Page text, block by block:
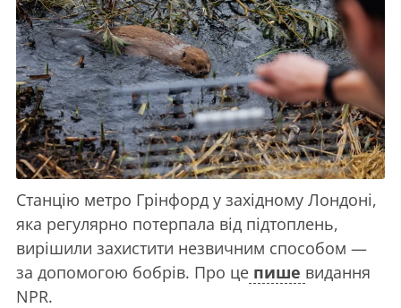
Станцію метро Грінфорд у західному Лондоні,
яка регулярно потерпала від підтоплень,
вирішили захистити незвичним способом —
за допомогою бобрів. Про це пише видання
NPR.